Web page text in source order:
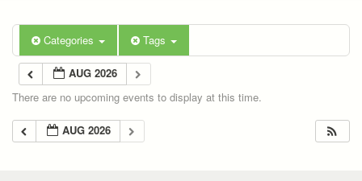
Categories Tags
AUG 2026
There are no upcoming events to display at this time.
AUG 2026